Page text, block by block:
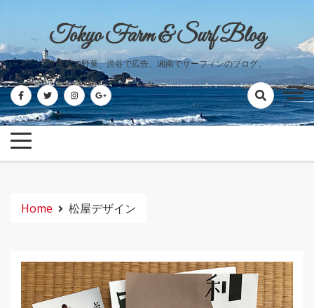
content
Tokyo Farm & Surf Blog
世田谷で野菜、渋谷で広告、湘南でサーフィンのブログ。
Home 松屋デザイン